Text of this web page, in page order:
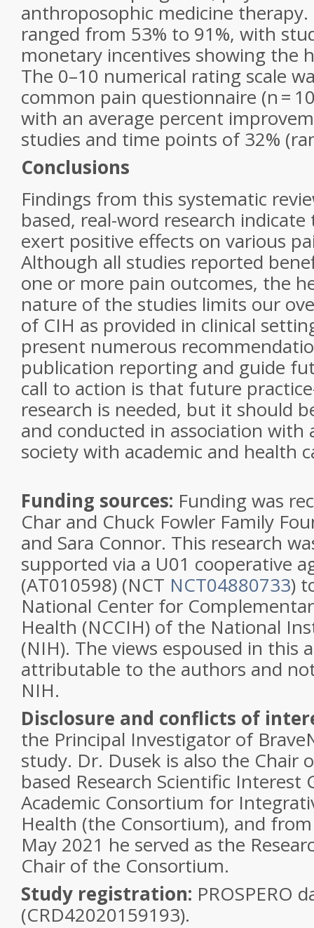
anthroposophic medicine
ranged from 53% to 91%, with
monetary incentives showing the
The 0–10 numerical rating scale
common pain questionnaire (n =
with an average percent
studies and time points of 32%
Conclusions
Findings from this systematic
based, real-word research
exert positive effects on various
Although all studies reported
one or more pain outcomes, the
nature of the studies limits our
of CIH as provided in clinical
present numerous
publication reporting and guide
call to action is that future
research is needed, but it should
and conducted in association with
society with academic and health
Funding sources: Funding was
Char and Chuck Fowler Family
and Sara Connor. This research
supported via a U01 cooperative
(AT010598) (NCT NCT04880733)
National Center for
Health (NCCIH) of the National
(NIH). The views espoused in this
attributable to the authors and
NIH.
Disclosure and conflicts of
the Principal Investigator of
study. Dr. Dusek is also the Chair
based Research Scientific Interest
Academic Consortium for
Health (the Consortium), and
May 2021 he served as the
Chair of the Consortium.
Study registration: PROSPERO
(CRD42020159193).